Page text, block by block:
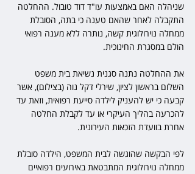
שניהלה האם באמצעות עו"ד דוד טובול. ההחלטה
התקבלה לאחר שהאם טענה כי בתה, הסובלת
ממחלה נוירולוגית קשה, נותרה ללא מענה רפואי
הולם במסגרת החינוכית.
את ההחלטה נתנה סגנית נשיאת בית משפט
השלום בראשון לציון, שירלי דקל נוה (בצילום), אשר
קבעה כי יש להעניק לילדה סייעת רפואית, וזאת עד
להכרעה בהליך העיקרי או עד לקבלת החלטה
אחרת בוועדת הזכאות העירונית.
לפי הבקשה שהוגשה לבית המשפט, הילדה סובלת
ממחלה נוירולוגית המתבטאת באירועים רפואיים